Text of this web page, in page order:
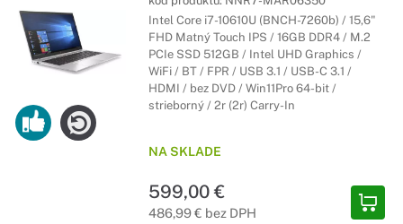
Intel Core i7-10610U (BNCH-7260b) / 15,6"
FHD Matný Touch IPS / 16GB DDR4 / M.2
PCIe SSD 512GB / Intel UHD Graphics /
WiFi / BT / FPR / USB 3.1 / USB-C 3.1 /
HDMI / bez DVD / Win11Pro 64-bit /
strieborný / 2r (2r) Carry-In
NA SKLADE
599,00 €
486,99 € bez DPH